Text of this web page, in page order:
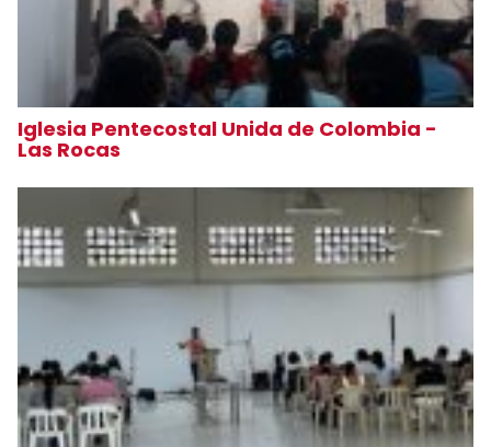
Iglesia Pentecostal Unida de Colombia -
Las Rocas